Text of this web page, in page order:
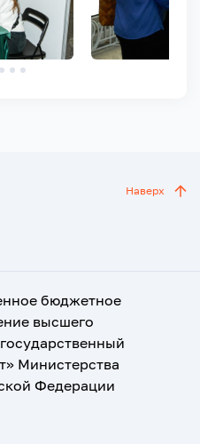
Наверх
бюджетное
высшего
Министерства
Федерации